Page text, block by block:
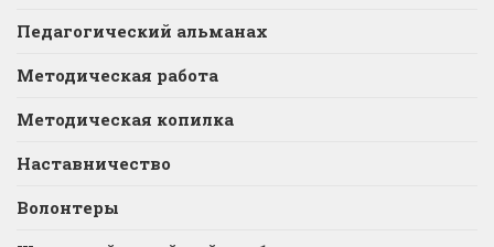
Педагогический альманах
Методическая работа
Методическая копилка
Наставничество
Волонтеры